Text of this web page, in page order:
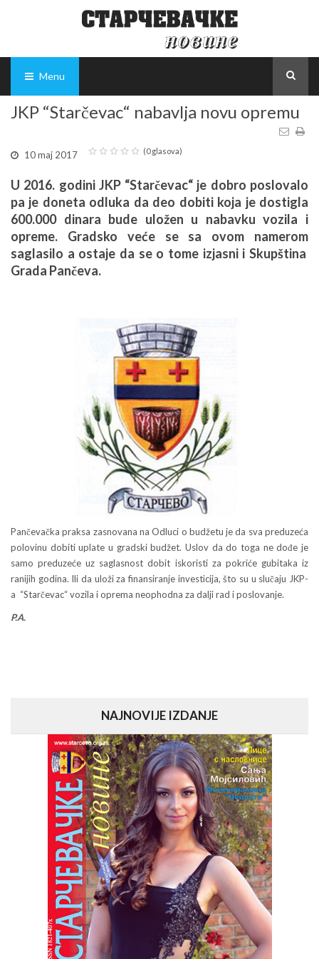
Menu
JKP “Starčevac“ nabavlja novu opremu
10 maj 2017 (0 glasova)
U 2016. godini JKP “Starčevac“ je dobro poslovalo
pa je doneta odluka da deo dobiti koja je dostigla
600.000 dinara bude uložen u nabavku vozila i
opreme. Gradsko veće se sa ovom namerom
saglasilo a ostaje da se o tome izjasni i Skupština
Grada Pančeva.
Pančevačka praksa zasnovana na Odluci o budžetu je da sva preduzeća
polovinu dobiti uplate u gradski budžet. Uslov da do toga ne dođe je
samo preduzeće uz saglasnost dobit iskoristi za pokriće gubitaka iz
ranijih godina. Ili da uloži za finansiranje investicija, što su u slučaju JKP-
a “Starčevac“ vozila i oprema neophodna za dalji rad i poslovanje.
P.A.
NAJNOVIJE IZDANJE